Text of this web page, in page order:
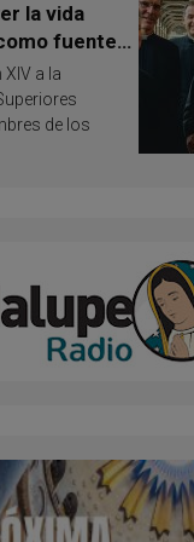
la vida
fuente
y
XIV a la
de los